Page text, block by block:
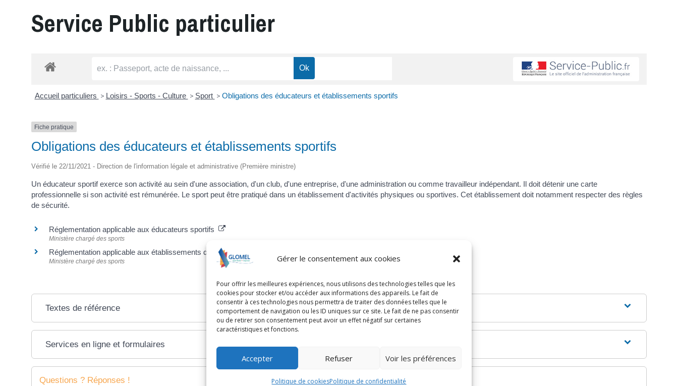
Gérer le consentement aux cookies
Pour offrir les meilleures expériences, nous utilisons des technologies telles que les
cookies pour stocker et/ou accéder aux informations des appareils. Le fait de
consentir à ces technologies nous permettra de traiter des données telles que le
comportement de navigation ou les ID uniques sur ce site. Le fait de ne pas consentir
ou de retirer son consentement peut avoir un effet négatif sur certaines
caractéristiques et fonctions.
Accepter Refuser Voir les préférences
Politique de cookiesPolitique de confidentialité
Service Public particulier
Accueil particuliers > Loisirs - Sports - Culture > Sport > Obligations des éducateurs et établissements sportifs
Fiche pratique
Obligations des éducateurs et établissements sportifs
Vérifié le 22/11/2021 - Direction de l'information légale et administrative (Première ministre)
Un éducateur sportif exerce son activité au sein d'une association, d'un club, d'une entreprise, d'une administration ou comme travailleur indépendant. Il doit détenir une carte
professionnelle si son activité est rémunérée. Le sport peut être pratiqué dans un établissement d'activités physiques ou sportives. Cet établissement doit notamment respecter des règles
de sécurité.
Réglementation applicable aux éducateurs sportifs
Ministère chargé des sports
Réglementation applicable aux établissements d'activités physiques ou sportives
Ministère chargé des sports
Textes de référence
Services en ligne et formulaires
Questions ? Réponses !